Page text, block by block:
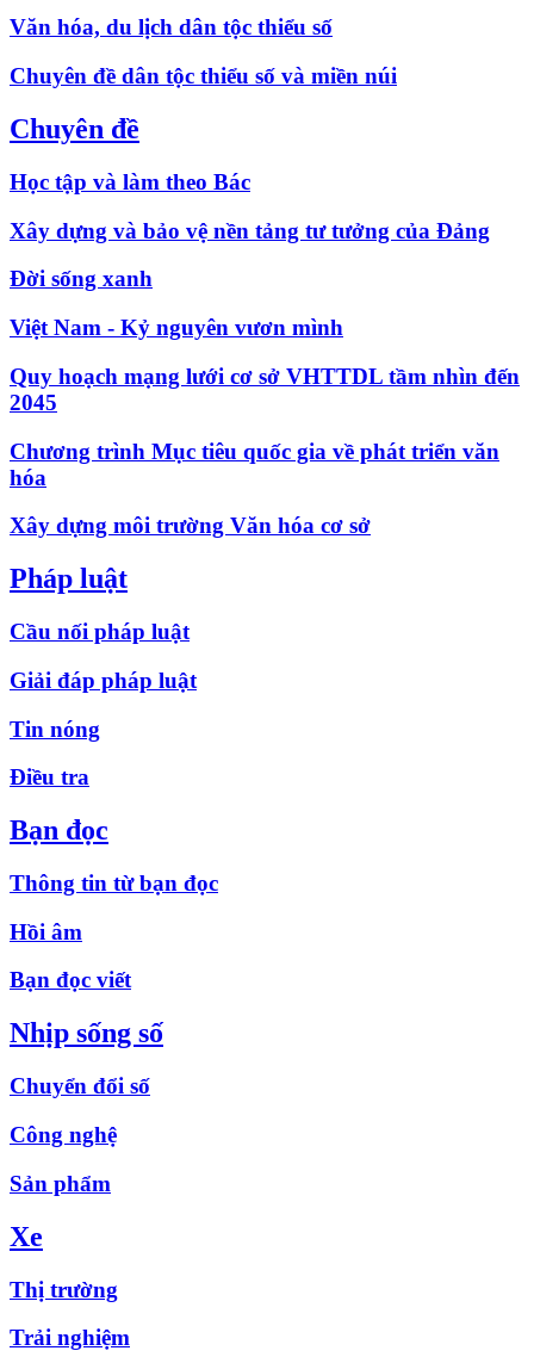
Văn hóa, du lịch dân tộc thiểu số
Chuyên đề dân tộc thiểu số và miền núi
Chuyên đề
Học tập và làm theo Bác
Xây dựng và bảo vệ nền tảng tư tưởng của Đảng
Đời sống xanh
Việt Nam - Kỷ nguyên vươn mình
Quy hoạch mạng lưới cơ sở VHTTDL tầm nhìn đến
2045
Chương trình Mục tiêu quốc gia về phát triển văn
hóa
Xây dựng môi trường Văn hóa cơ sở
Pháp luật
Cầu nối pháp luật
Giải đáp pháp luật
Tin nóng
Điều tra
Bạn đọc
Thông tin từ bạn đọc
Hồi âm
Bạn đọc viết
Nhịp sống số
Chuyển đổi số
Công nghệ
Sản phẩm
Xe
Thị trường
Trải nghiệm